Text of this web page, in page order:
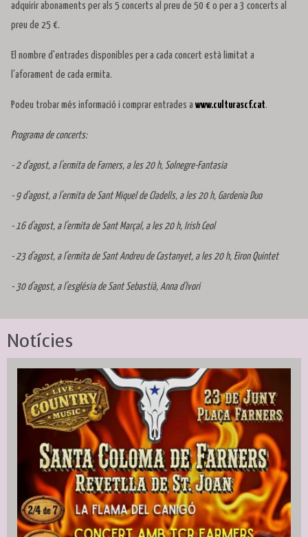
adquirir abonaments per als 5 concerts al preu de 50 € o per a 3 concerts al
preu de 25 €.
El nombre d'entrades disponibles per a cada concert està limitat a
l'aforament de cada ermita.
Podeu trobar més informació i comprar entrades awww.culturascf.cat.
Programa de concerts:
- 2 d'agost, a l'ermita de Farners, a les 20 h, Solnegre-Fantasia
- 9 d'agost, a l'ermita de Sant Miquel de Cladells, a les 20 h, Gardenia Duo
- 16 d'agost, a l'ermita de Sant Marçal, a les 20 h, Irish Ceol
- 23 d'agost, a l'ermita de Sant Andreu de Castanyet, a les 20 h, Eiron Quintet
- 30 d'agost, a l'església de Sant Sebastià, Anna d'Ivori
Notícies